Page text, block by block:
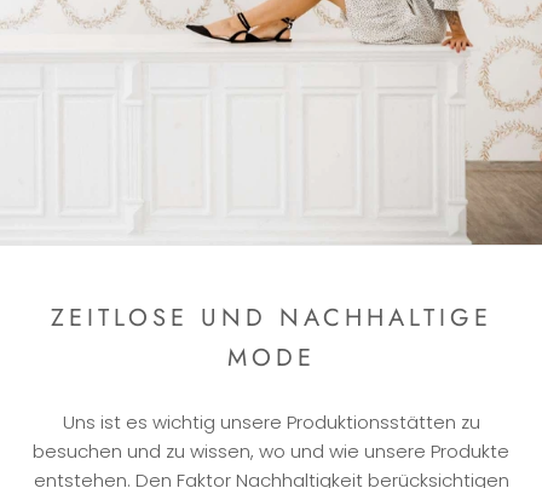
ZEITLOSE UND NACHHALTIGE
MODE
Uns ist es wichtig unsere Produktionsstätten zu
besuchen und zu wissen, wo und wie unsere Produkte
entstehen. Den Faktor Nachhaltigkeit berücksichtigen